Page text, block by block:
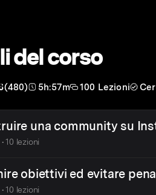
del corso
(480) 5h:57m 100 Lezioni
una community su
10 lezioni
obiettivi ed evitare
10 lezioni